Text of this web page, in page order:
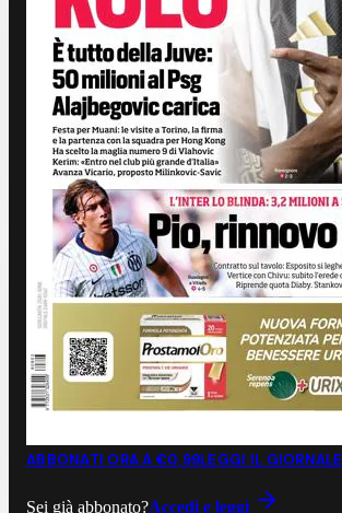
ABBONATI ORA A €0,99LEGGI IL GIORNALE
Sei già abbonato?Accedi e leggi